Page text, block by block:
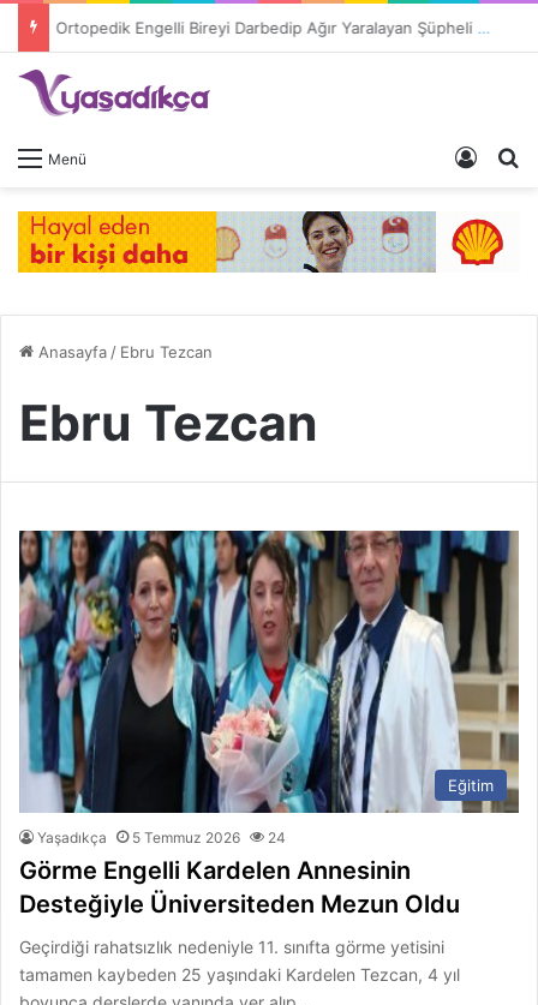
Ortopedik Engelli Bireyi Darbedip Ağır Yaralayan Şüpheli Tutuklandı
Menü Giriş
Anasayfa/ Ebru Tezcan
Ebru Tezcan
Eğitim
Yaşadıkça 5 Temmuz 2026 24
Görme Engelli Kardelen Annesinin
Desteğiyle Üniversiteden Mezun Oldu
Geçirdiği rahatsızlık nedeniyle 11. sınıfta görme yetisini
tamamen kaybeden 25 yaşındaki Kardelen Tezcan, 4 yıl